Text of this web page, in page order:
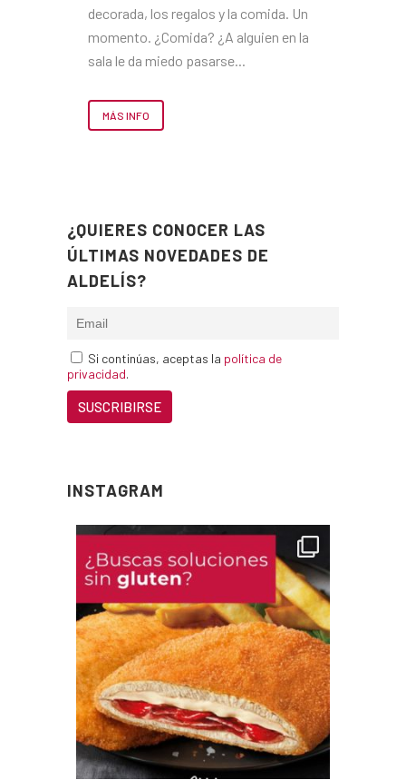
decorada, los regalos y la comida. Un
momento. ¿Comida? ¿A alguien en la
sala le da miedo pasarse...
MÁS INFO
¿QUIERES CONOCER LAS
ÚLTIMAS NOVEDADES DE
ALDELÍS?
Si continúas, aceptas la política de
privacidad.
INSTAGRAM